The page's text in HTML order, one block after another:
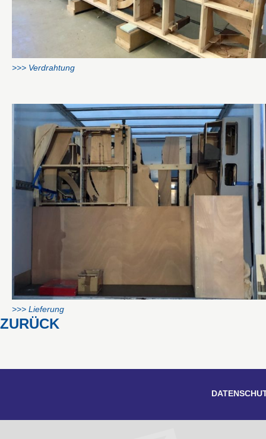
>>> Verdrahtung
>>> Lieferung
ZURÜCK